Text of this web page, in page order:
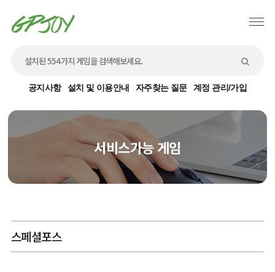
공지사항 설치 및 이용안내 자주찾는 질문 계정 관리/가입
서비스가능 게임
스페셜포스